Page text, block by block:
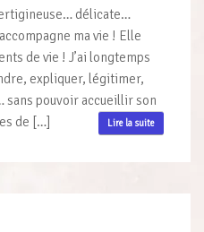
délicate…
ma vie ! Elle
de vie ! J’ai longtemps
expliquer, légitimer,
pouvoir accueillir son
de […]
Lire la suite